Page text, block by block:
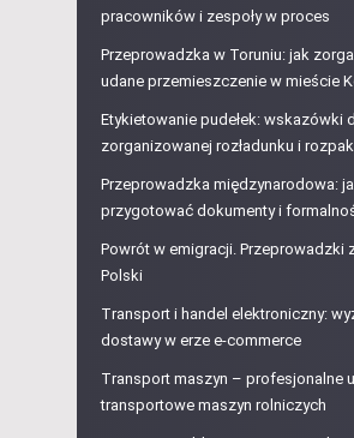
pracowników i zespoły w proces
Przeprowadzka w Toruniu: jak
udane przemieszczenie w mieście
Etykietowanie pudełek: wskazówki
zorganizowanej rozładunku i
Przeprowadzka międzynarodowa:
przygotować dokumenty i
Powrót w emigracji. Przeprowadzki
Polski
Transport i handel elektroniczny:
dostawy w erze e-commerce
Transport maszyn – profesjonalne
transportowe maszyn rolniczych